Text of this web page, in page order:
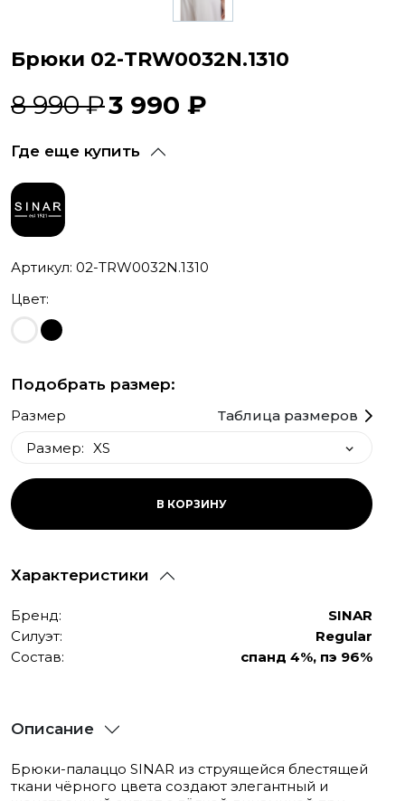
Брюки 02-TRW0032N.1310
8 990 ₽3 990 ₽
Где еще купить
Артикул: 02-TRW0032N.1310
Цвет:
Подобрать размер:
Размер
Таблица размеров
Размер: XS
В КОРЗИНУ
Характеристики
Бренд:
SINAR
Силуэт:
Regular
Состав:
спанд 4%, пэ 96%
Описание
Брюки-палаццо SINAR из струящейся блестящей
ткани чёрного цвета создают элегантный и